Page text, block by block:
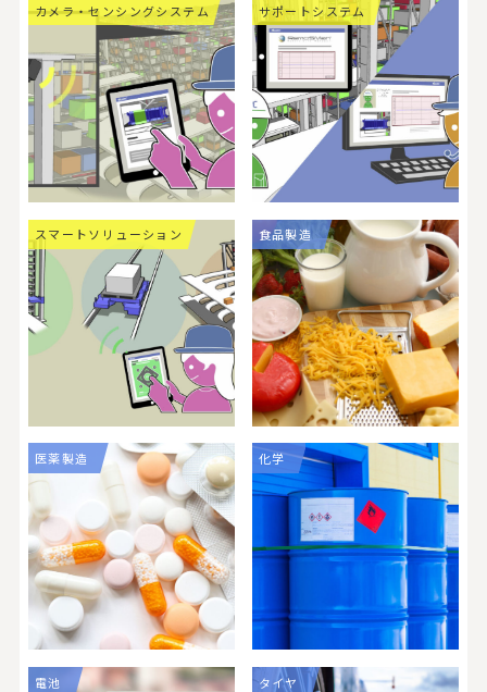
カメラ・センシングシステム サポートシステム
スマートソリューション 食品製造
医薬製造 化学
電池 タイヤ